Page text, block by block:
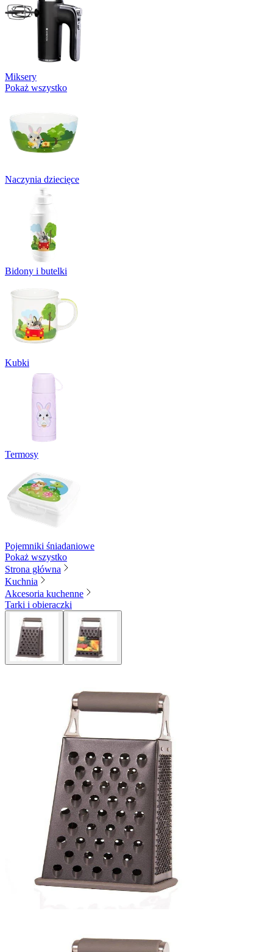
Miksery
Pokaż wszystko
Naczynia dziecięce
Bidony i butelki
Kubki
Termosy
Pojemniki śniadaniowe
Pokaż wszystko
Strona główna
Kuchnia
Akcesoria kuchenne
Tarki i obieraczki